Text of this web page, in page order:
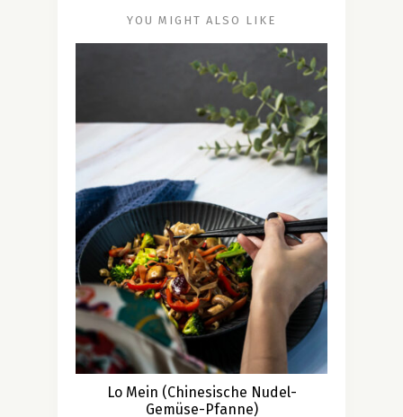
YOU MIGHT ALSO LIKE
Lo Mein (Chinesische Nudel-
Gemüse-Pfanne)